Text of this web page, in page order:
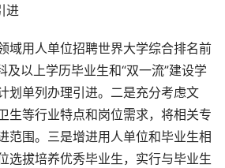
进
域用人单位招聘世界大学综合排名前
以上学历毕业生和“双一流”建设学
划单列办理引进。二是充分考虑文
生等行业特点和岗位需求，将相关专
范围。三是增进用人单位和毕业生相
选拔培养优秀毕业生，实行与毕业生